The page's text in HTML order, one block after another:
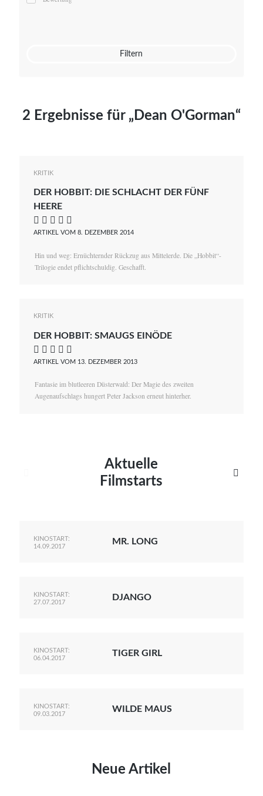
Mato von Vogelstein
Filtern
2 Ergebnisse für „Dean O'Gorman“
KRITIK
DER HOBBIT: DIE SCHLACHT DER FÜNF
HEERE
    
ARTIKEL VOM 8. DEZEMBER 2014
Hin und weg: Ernüchternder Rückzug aus Mittelerde. Die „Hobbit“-
Trilogie endet pflichtschuldig. Geschafft.
KRITIK
DER HOBBIT: SMAUGS EINÖDE
    
ARTIKEL VOM 13. DEZEMBER 2013
Fantasie im blutleeren Düsterwald: Der Magie des zweiten
Augenaufschlags hungert Peter Jackson erneut hinterher.
Aktuelle
Filmstarts

KINOSTART:
14.09.2017
MR. LONG
KINOSTART:
27.07.2017
DJANGO
KINOSTART:
06.04.2017
TIGER GIRL
KINOSTART:
09.03.2017
WILDE MAUS
Neue Artikel